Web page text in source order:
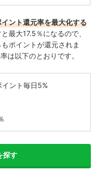
ント還元率を最大化する
最大17.5％になるので、
ポイントが還元されま
は以下のとおりです。
ント毎日5%
探す